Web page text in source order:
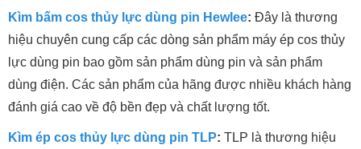
Kìm bấm cos thủy lực dùng pin Hewlee: Đây là thương
hiệu chuyên cung cấp các dòng sản phẩm máy ép cos thủy
lực dùng pin bao gồm sản phẩm dùng pin và sản phẩm
dùng điện. Các sản phẩm của hãng được nhiều khách hàng
đánh giá cao về độ bền đẹp và chất lượng tốt.
Kìm ép cos thủy lực dùng pin TLP: TLP là thương hiệu